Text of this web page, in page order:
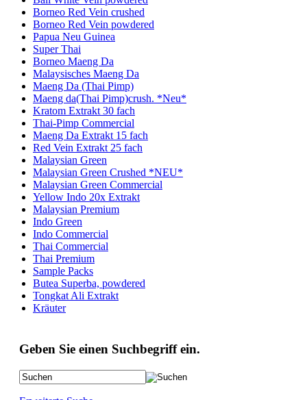
Borneo Red Vein crushed
Borneo Red Vein powdered
Papua Neu Guinea
Super Thai
Borneo Maeng Da
Malaysisches Maeng Da
Maeng Da (Thai Pimp)
Maeng da(Thai Pimp)crush. *Neu*
Kratom Extrakt 30 fach
Thai-Pimp Commercial
Maeng Da Extrakt 15 fach
Red Vein Extrakt 25 fach
Malaysian Green
Malaysian Green Crushed *NEU*
Malaysian Green Commercial
Yellow Indo 20x Extrakt
Malaysian Premium
Indo Green
Indo Commercial
Thai Commercial
Thai Premium
Sample Packs
Butea Superba, powdered
Tongkat Ali Extrakt
Kräuter
Geben Sie einen Suchbegriff ein.